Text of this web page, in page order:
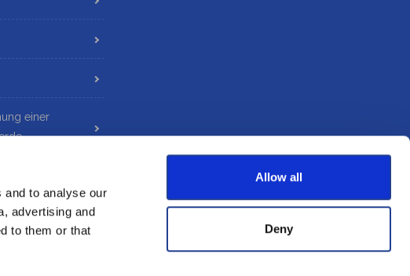
and to analyse our
advertising and
to them or that
Allow all
Deny
einer